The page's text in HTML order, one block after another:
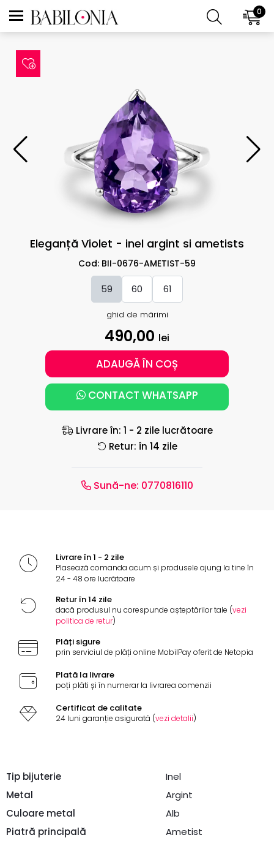
0
Eleganță Violet - inel argint si ametists
Cod: BII-0676-AMETIST-59
59 60 61
ghid de mărimi
490,00 lei
ADAUGĂ ÎN COȘ
CONTACT WHATSAPP
Livrare în: 1 - 2 zile lucrătoare
Retur: în 14 zile
Sună-ne: 0770816110
Tip bijuterie
Inel
Metal
Argint
Culoare metal
Alb
Piatră principală
Ametist
Livrare în 1 - 2 zile
Plasează comanda acum și produsele ajung la tine în
24 - 48 ore lucrătoare
Retur în 14 zile
dacă produsul nu corespunde așteptărilor tale (vezi
politica de retur)
Plăți sigure
prin serviciul de plăți online MobilPay oferit de Netopia
Plată la livrare
poți plăti și în numerar la livrarea comenzii
Certificat de calitate
24 luni garanție asigurată (vezi detalii)